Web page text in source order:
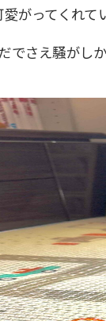
がってくれて
でさえ騒がし